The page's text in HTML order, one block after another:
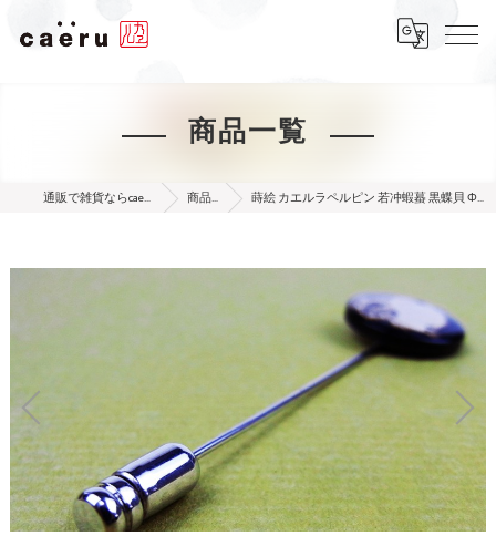
商品一覧
通販で雑貨ならcaeru online shop 商品一覧 蒔絵 カエルラペルピン 若冲蝦蟇 黒蝶貝 Φ18 No.08［h8-jgmkrp-1811］